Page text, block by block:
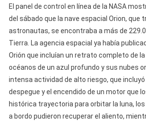
El panel de control en línea de la NASA
del sábado que la nave espacial Orion, que
astronautas, se encontraba a más de
Tierra. La agencia espacial ya había
Orión que incluían un retrato completo de
océanos de un azul profundo y sus nubes
intensa actividad de alto riesgo, que
despegue y el encendido de un motor que
histórica trayectoria para orbitar la luna,
a bordo pudieron recuperar el aliento,